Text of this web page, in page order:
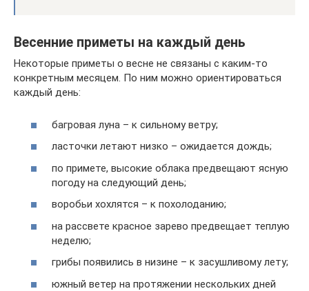
Весенние приметы на каждый день
Некоторые приметы о весне не связаны с каким-то
конкретным месяцем. По ним можно ориентироваться
каждый день:
багровая луна – к сильному ветру;
ласточки летают низко – ожидается дождь;
по примете, высокие облака предвещают ясную
погоду на следующий день;
воробьи хохлятся – к похолоданию;
на рассвете красное зарево предвещает теплую
неделю;
грибы появились в низине – к засушливому лету;
южный ветер на протяжении нескольких дней